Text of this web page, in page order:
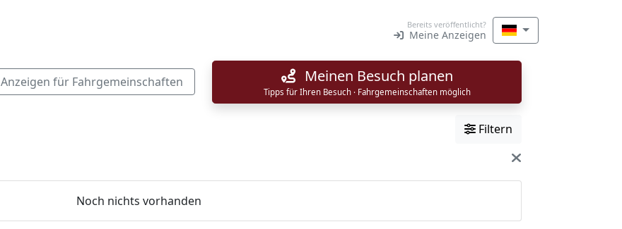
Bereits veröffentlicht?
Meine Anzeigen
Anzeigen für Fahrgemeinschaften Meinen Besuch planen
Tipps für Ihren Besuch · Fahrgemeinschaften möglich
Filtern
Noch nichts vorhanden